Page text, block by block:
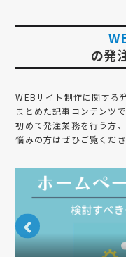
の発
WEBサイト制作に関する
まとめた記事コンテンツで
初めて発注業務を行う方
悩みの方はぜひご覧くださ